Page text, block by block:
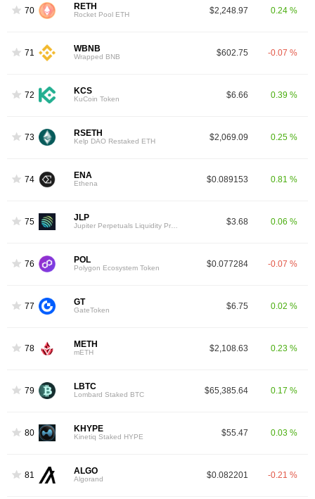
70 RETH
Rocket Pool ETH $2,248.97 0.24 %
71 WBNB
Wrapped BNB $602.75 -0.07 %
72 KCS
KuCoin Token $6.66 0.39 %
73 RSETH
Kelp DAO Restaked ETH $2,069.09 0.25 %
74 ENA
Ethena $0.089153 0.81 %
75 JLP $3.68 0.06 %
76 POL
Polygon Ecosystem Token $0.077284 -0.07 %
77 GT
GateToken $6.75 0.02 %
78 METH
mETH $2,108.63 0.23 %
79 LBTC
Lombard Staked BTC $65,385.64 0.17 %
80 KHYPE
Kinetiq Staked HYPE $55.47 0.03 %
81 ALGO
Algorand $0.082201 -0.21 %